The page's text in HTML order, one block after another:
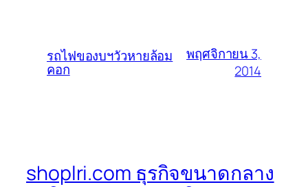
รถไฟของบฯวัวหายล้อม
คอก
พฤศจิกายน 3,
2014
shoplri.com ธุรกิจขนาดกลาง